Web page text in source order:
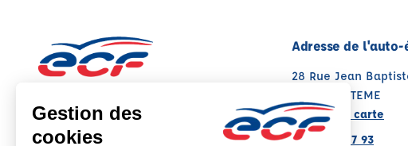
Note : 4.5/5
Moyenne calculée sur 2 avis
Adresse de l'auto-
28 Rue Jean
38780 SEPTEME
Voir sur la carte
04 74 56 87 93